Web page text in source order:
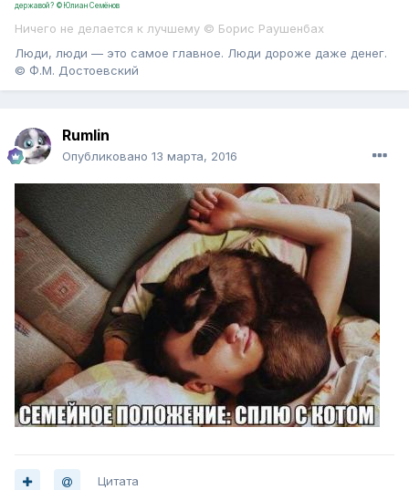
державой? ©Юлиан Семёнов
Ничего не делается к лучшему © Борис Раушенбах
Люди, люди — это самое главное. Люди дороже даже денег.
© Ф.М. Достоевский
Rumlin
Опубликовано 13 марта, 2016
Цитата